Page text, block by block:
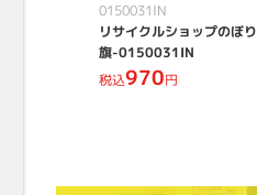
0150031IN
リサイクルショップのぼり
旗-0150031IN
税込970円